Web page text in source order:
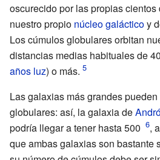
oscurecido por las propias
nuestro propio núcleo galácticoy
Los cúmulos globulares orbitan
distancias medias habituales de 40
años luz) o más.
Las galaxias más grandes
globulares: así, la galaxia de
podría llegar a tener hasta 500
,
que ambas galaxias son bastante